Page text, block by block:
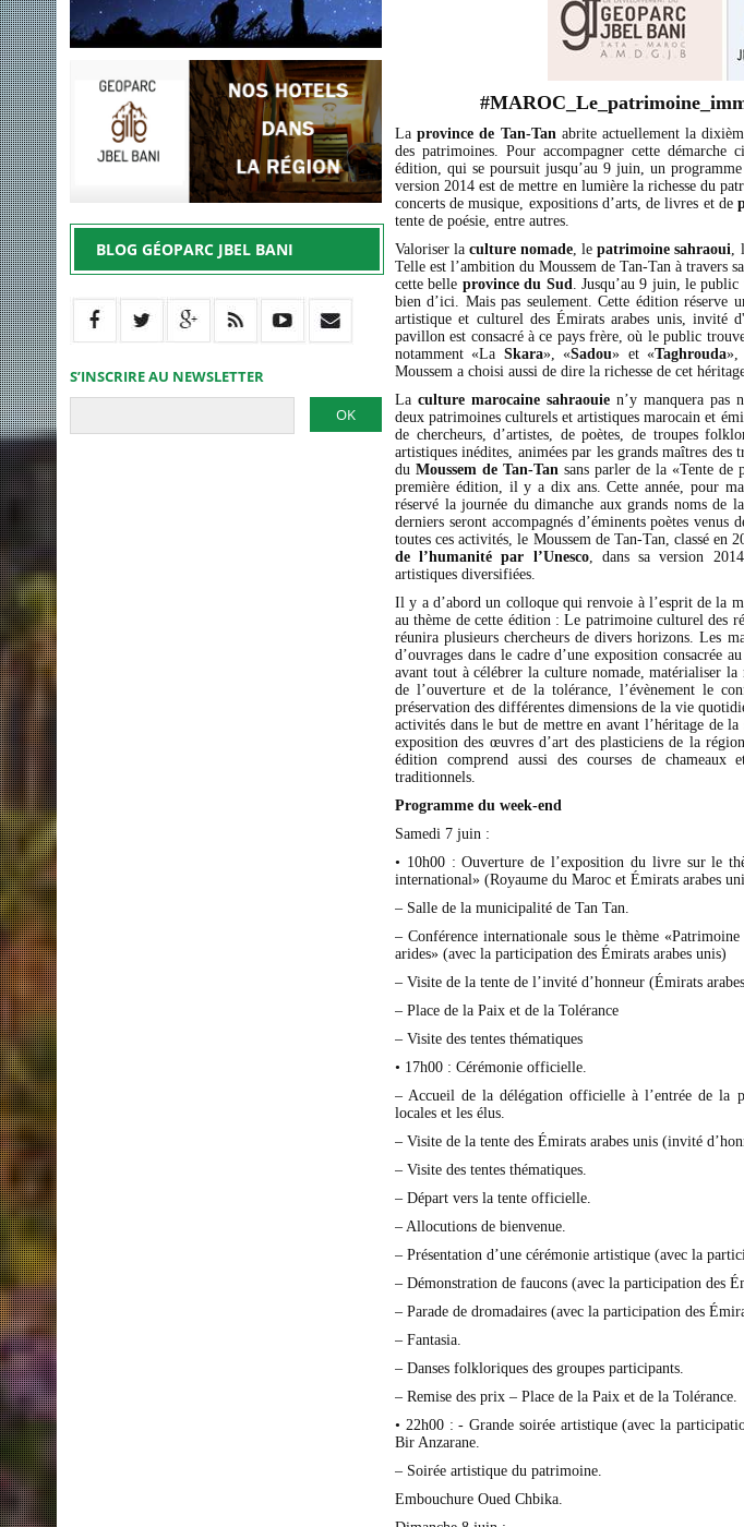
Laprovince de Tan-Tan abrite actuellement la
des patrimoines. Pour accompagner cette démarche
édition, qui se poursuit jusqu’au 9 juin, un
version 2014 est de mettre en lumière la richesse du
concerts de musique, expositions d’arts, de livres et de
tente de poésie, entre autres.
Valoriser laculture nomade , lepatrimoine sahraoui
Telle est l’ambition du Moussem de Tan-Tan à travers
cette belle province du Sud
. Jusqu’au 9 juin, le
bien d’ici. Mais pas seulement. Cette édition réserve
artistique et culturel des Émirats arabes unis, invité
pavillon est consacré à ce pays frère, où le public
notamment «La Skara», «Sadou» et «Taghrouda»,
Moussem a choisi aussi de dire la richesse de cet
La culture marocaine sahraouie n’y manquera pas
deux patrimoines culturels et artistiques marocain et
de chercheurs, d’artistes, de poètes, de troupes
artistiques inédites, animées par les grands maîtres
du Moussem de Tan-Tan sans parler de la «Tente de
première édition, il y a dix ans. Cette année, pour
réservé la journée du dimanche aux grands noms de
derniers seront accompagnés d’éminents poètes
toutes ces activités, le Moussem de Tan-Tan, classé en
de l’humanité par l’Unesco, dans sa version
artistiques diversifiées.
Il y a d’abord un colloque qui renvoie à l’esprit de la
au thème de cette édition : Le patrimoine culturel des
réunira plusieurs chercheurs de divers horizons. Les
d’ouvrages dans le cadre d’une exposition consacrée
avant tout à célébrer la culture nomade, matérialiser
de l’ouverture et de la tolérance, l’évènement le
préservation des différentes dimensions de la vie
activités dans le but de mettre en avant l’héritage de
exposition des œuvres d’art des plasticiens de la
édition comprend aussi des courses de chameaux
traditionnels.
Programme du week-end
Samedi 7 juin :
• 10h00 : Ouverture de l’exposition du livre sur le
international» (Royaume du Maroc et Émirats arabes
– Salle de la municipalité de Tan Tan.
– Conférence internationale sous le thème
arides» (avec la participation des Émirats arabes unis)
– Visite de la tente de l’invité d’honneur (Émirats
– Place de la Paix et de la Tolérance
– Visite des tentes thématiques
• 17h00 : Cérémonie officielle.
– Accueil de la délégation officielle à l’entrée de la
locales et les élus.
– Visite de la tente des Émirats arabes unis (invité
– Visite des tentes thématiques.
– Départ vers la tente officielle.
– Allocutions de bienvenue.
– Présentation d’une cérémonie artistique (avec la
– Démonstration de faucons (avec la participation des
– Parade de dromadaires (avec la participation des
– Fantasia.
– Danses folkloriques des groupes participants.
– Remise des prix – Place de la Paix et de la Tolérance.
• 22h00 : - Grande soirée artistique (avec la
Bir Anzarane.
– Soirée artistique du patrimoine.
Embouchure Oued Chbika.
BLOG GÉOPARC JBEL BANI
S’INSCRIRE AU NEWSLETTER